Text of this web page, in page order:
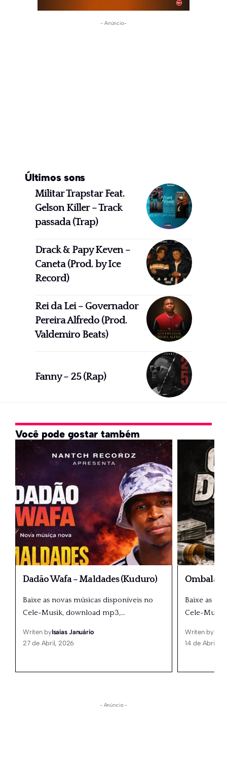
- Anúncio-
Últimos sons
Militar Trapstar Feat.
Gelson Killer – Track
passada (Trap)
Drack & Papy Keven –
Caneta (Prod. by Ice
Record)
Rei da Lei – Governador
Pereira Alfredo (Prod.
Valdemiro Beats)
Fanny – 25 (Rap)
Você pode gostar também
Dadão Wafa – Maldades (Kuduro)
Baixe as novas músicas disponíveis no
Cele-Musik, download mp3,…
Writen byIsaías Januário
27 de Abril, 2026
Ombala
Baixe as
Cele-
Writen by
14 de Abril,
- Anúncio -